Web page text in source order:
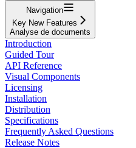
Navigation
Key New Features
Analyse de documents
Introduction
Guided Tour
API Reference
Visual Components
Licensing
Installation
Distribution
Specifications
Frequently Asked Questions
Release Notes